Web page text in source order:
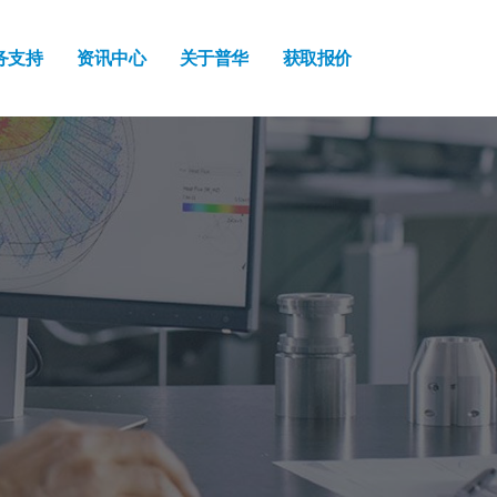
支持 资讯中心 关于普华 获取报价